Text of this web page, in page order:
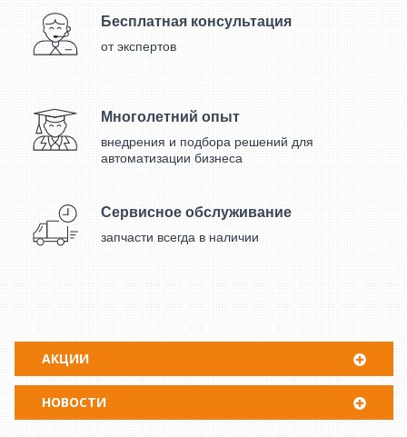
Бесплатная консультация
от экспертов
Многолетний опыт
внедрения и подбора решений для
автоматизации бизнеса
Сервисное обслуживание
запчасти всегда в наличии
АКЦИИ
НОВОСТИ